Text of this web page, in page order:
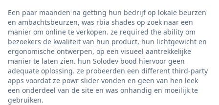
Een paar maanden na getting hun bedrijf op lokale beurzen
en ambachtsbeurzen, was rbia shades op zoek naar een
manier om online te verkopen. ze required the ability om
bezoekers de kwaliteit van hun product, hun lichtgewicht en
ergonomische ontwerpen, op een visueel aantrekkelijke
manier te laten zien. hun Solodev bood hiervoor geen
adequate oplossing. ze probeerden een different third-party
apps voordat ze powr slider vonden en geen van hen leek
een onderdeel van de site en was onhandig en moeilijk te
gebruiken.